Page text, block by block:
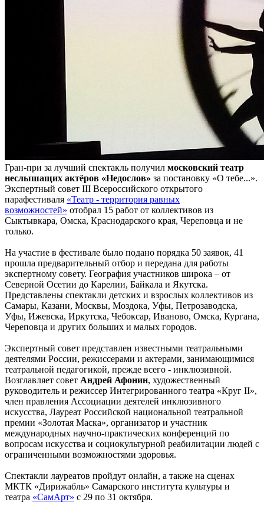
Гран-при за лучший спектакль получил московский театр
неслышащих актёров «Недослов» за постановку «О тебе...».
Экспертный совет III Всероссийского открытого
парафестиваля «Театр - территория равных
возможностей» отобрал 15 работ от коллективов из
Сыктывкара, Омска, Краснодарского края, Череповца и не
только.
На участие в фестивале было подано порядка 50 заявок, 41
прошла предварительный отбор и передана для работы
экспертному совету. География участников широка – от
Северной Осетии до Карелии, Байкала и Якутска.
Представлены спектакли детских и взрослых коллективов из
Самары, Казани, Москвы, Моздока, Уфы, Петрозаводска,
Уфы, Ижевска, Иркутска, Чебоксар, Иваново, Омска, Кургана,
Череповца и других больших и малых городов.
Экспертный совет представлен известными театральными
деятелями России, режиссерами и актерами, занимающимися
театральной педагогикой, прежде всего - инклюзивной.
Возглавляет совет Андрей Афонин, художественный
руководитель и режиссер Интегрированного театра «Круг II»,
член правления Ассоциации деятелей инклюзивного
искусства, Лауреат Российской национальной театральной
премии «Золотая Маска», организатор и участник
международных научно-практических конференций по
вопросам искусства и социокультурной реабилитации людей с
ограниченными возможностями здоровья.
Спектакли лауреатов пройдут онлайн, а также на сценах
МКТК «Дирижабль» Самарского института культуры и
театра «СамАрт» с 29 по 31 октября.